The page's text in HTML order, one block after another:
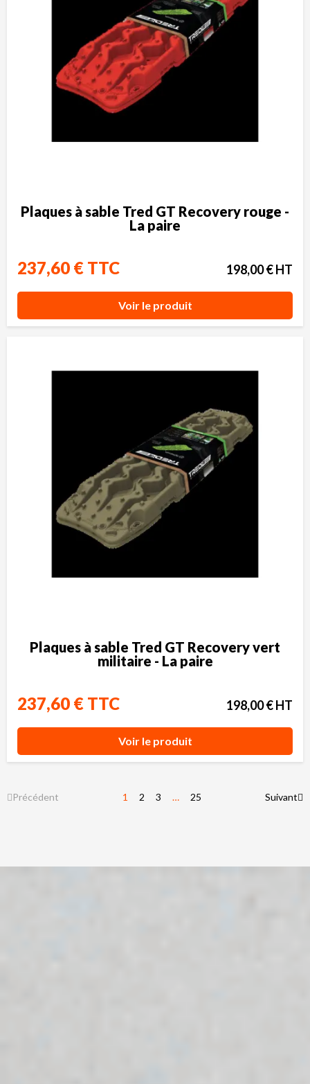
Plaques à sable Tred GT Recovery rouge -
La paire
237,60 € TTC 198,00 € HT
Voir le produit
Plaques à sable Tred GT Recovery vert
militaire - La paire
237,60 € TTC 198,00 € HT
Voir le produit
Précédent 1 2 3 … 25 Suivant